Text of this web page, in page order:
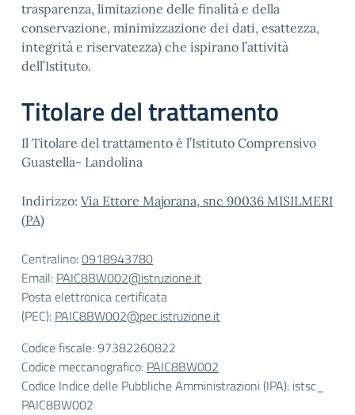
trasparenza, limitazione delle finalità e della
conservazione, minimizzazione dei dati, esattezza,
integrità e riservatezza) che ispirano l’attività
dell’Istituto.
Titolare del trattamento
Il Titolare del trattamento è l’Istituto Comprensivo
Guastella- Landolina
Indirizzo: Via Ettore Majorana, snc 90036 MISILMERI
(PA)
Centralino:0918943780
Email: PAIC8BW002@istruzione.it
Posta elettronica certificata
(PEC): PAIC8BW002@pec.istruzione.it
Codice fiscale: 97382260822
Codice meccanografico: PAIC8BW002
Codice Indice delle Pubbliche Amministrazioni (IPA): istsc_
PAIC8BW002